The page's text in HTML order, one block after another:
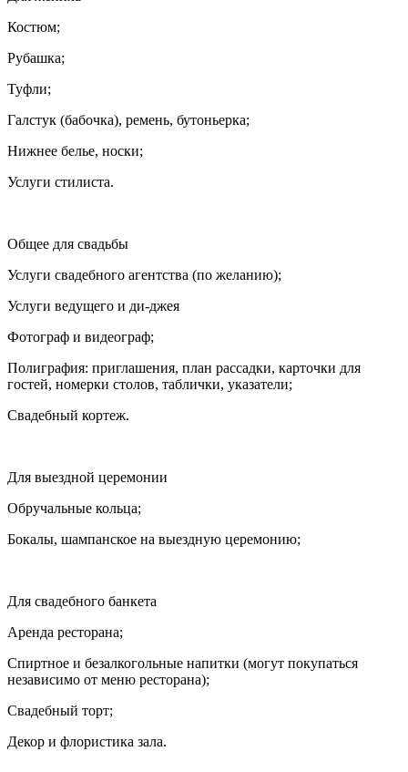
Костюм;
Рубашка;
Туфли;
Галстук (бабочка), ремень, бутоньерка;
Нижнее белье, носки;
Услуги стилиста.
Общее для свадьбы
Услуги свадебного агентства (по желанию);
Услуги ведущего и ди-джея
Фотограф и видеограф;
Полиграфия: приглашения, план рассадки, карточки для
гостей, номерки столов, таблички, указатели;
Свадебный кортеж.
Для выездной церемонии
Обручальные кольца;
Бокалы, шампанское на выездную церемонию;
Для свадебного банкета
Аренда ресторана;
Спиртное и безалкогольные напитки (могут покупаться
независимо от меню ресторана);
Свадебный торт;
Декор и флористика зала.